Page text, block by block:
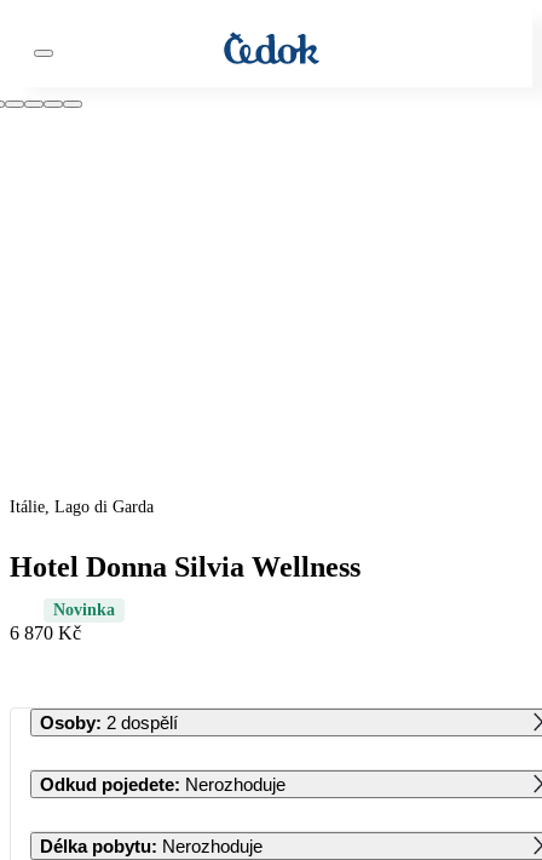
Itálie, Lago di Garda
Hotel Donna Silvia Wellness
Novinka
6 870 Kč
Osoby: 2 dospělí
Odkud pojedete: Nerozhoduje
Délka pobytu: Nerozhoduje